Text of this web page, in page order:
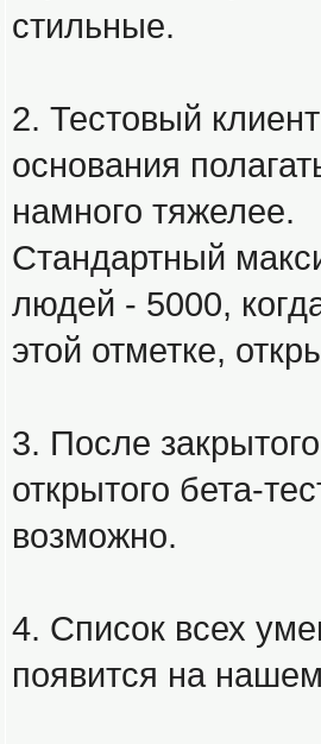
стильные.
2. Тестовый
основания
намного тяжелее.
Стандартный
людей - 5000,
этой отметке,
3. После
открытого бета-
возможно.
4. Список всех
появится на